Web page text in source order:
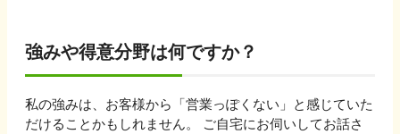
強みや得意分野は何ですか？
私の強みは、お客様から「営業っぽくない」と感じていた
だけることかもしれません。 ご自宅にお伺いしてお話さ